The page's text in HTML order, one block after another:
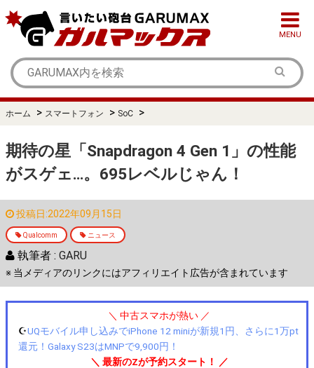
MENU
ホーム > スマートフォン > SoC >
期待の星「Snapdragon 4 Gen 1」の性能
がスゲェ…。695レベルじゃん！
投稿日:2022年09月15日
Qualcomm ニュース
執筆者 : GARU
※ 当メディアのリンクにはアフィリエイト広告が含まれています
＼ 中古スマホが熱い ／
☪️UQモバイル申し込みでiPhone 12 miniが新規1円、さらに1万pt
還元！Galaxy S23はMNPで9,900円！
＼ 最新のZが予約スタート！ ／